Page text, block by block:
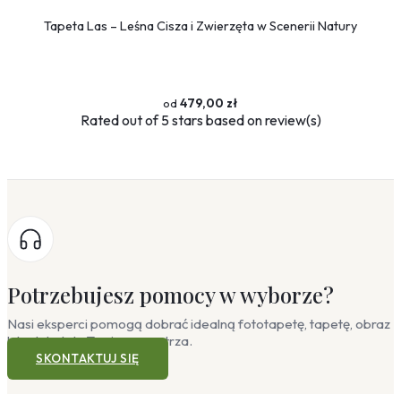
Tapeta Las – Leśna Cisza i Zwierzęta w Scenerii Natury
479,00 zł
Ratedout of 5 stars based onreview(s)
Potrzebujesz pomocy w wyborze?
Nasi eksperci pomogą dobrać idealną fototapetę, tapetę, obraz
lub plakat do Twojego wnętrza.
SKONTAKTUJ SIĘ